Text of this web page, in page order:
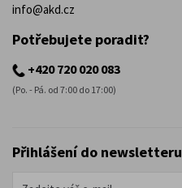
info@akd.cz
Potřebujete poradit?
+420 720 020 083
(Po. - Pá. od 7:00 do 17:00)
Přihlášení do newsletteru